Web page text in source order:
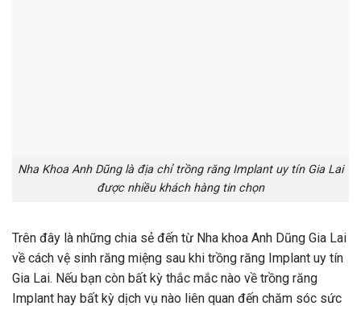
Nha Khoa Anh Dũng là địa chỉ trồng răng Implant uy tín Gia Lai
được nhiều khách hàng tin chọn
Trên đây là những chia sẻ đến từ Nha khoa Anh Dũng Gia Lai
về cách vệ sinh răng miệng sau khi trồng răng Implant uy tín
Gia Lai. Nếu bạn còn bất kỳ thắc mắc nào về trồng răng
Implant hay bất kỳ dịch vụ nào liên quan đến chăm sóc sức